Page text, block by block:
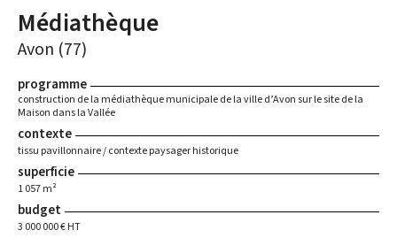
Médiathèque
Avon (77)
programme
construction de la médiathèque municipale de la ville d’Avon sur le site de la
Maison dans la Vallée
contexte
tissu pavillonnaire / contexte paysager historique
superficie
1 057 m²
budget
3 000 000 € HT